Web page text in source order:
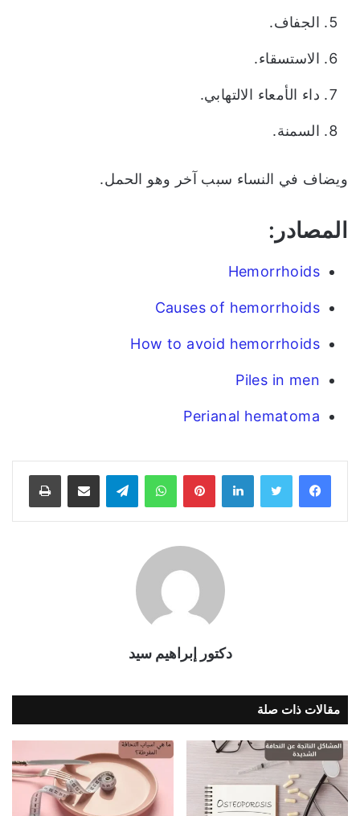
الجفاف.
الاستسقاء.
داء الأمعاء الالتهابي.
السمنة.
ويضاف في النساء سبب آخر وهو الحمل.
المصادر:
Hemorrhoids
Causes of hemorrhoids
How to avoid hemorrhoids
Piles in men
Perianal hematoma
فيسبوك تويتر لينكدإن بينتيريستواتساب تيلقرام مشاركة عبر البريد طباعة
دكتور إبراهيم سيد
مقالات ذات صلة